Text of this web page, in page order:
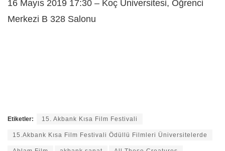
16 Mayıs 2019 17:30 – Koç Üniversitesi, Öğrenci
Merkezi B 328 Salonu
Etiketler: 15. Akbank Kısa Film Festivali
15.Akbank Kısa Film Festivali Ödüllü Filmleri Üniversitelerde